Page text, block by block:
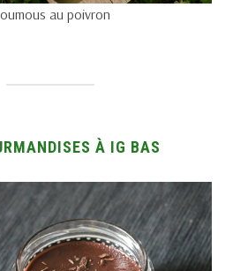
au poivron
À IG BAS